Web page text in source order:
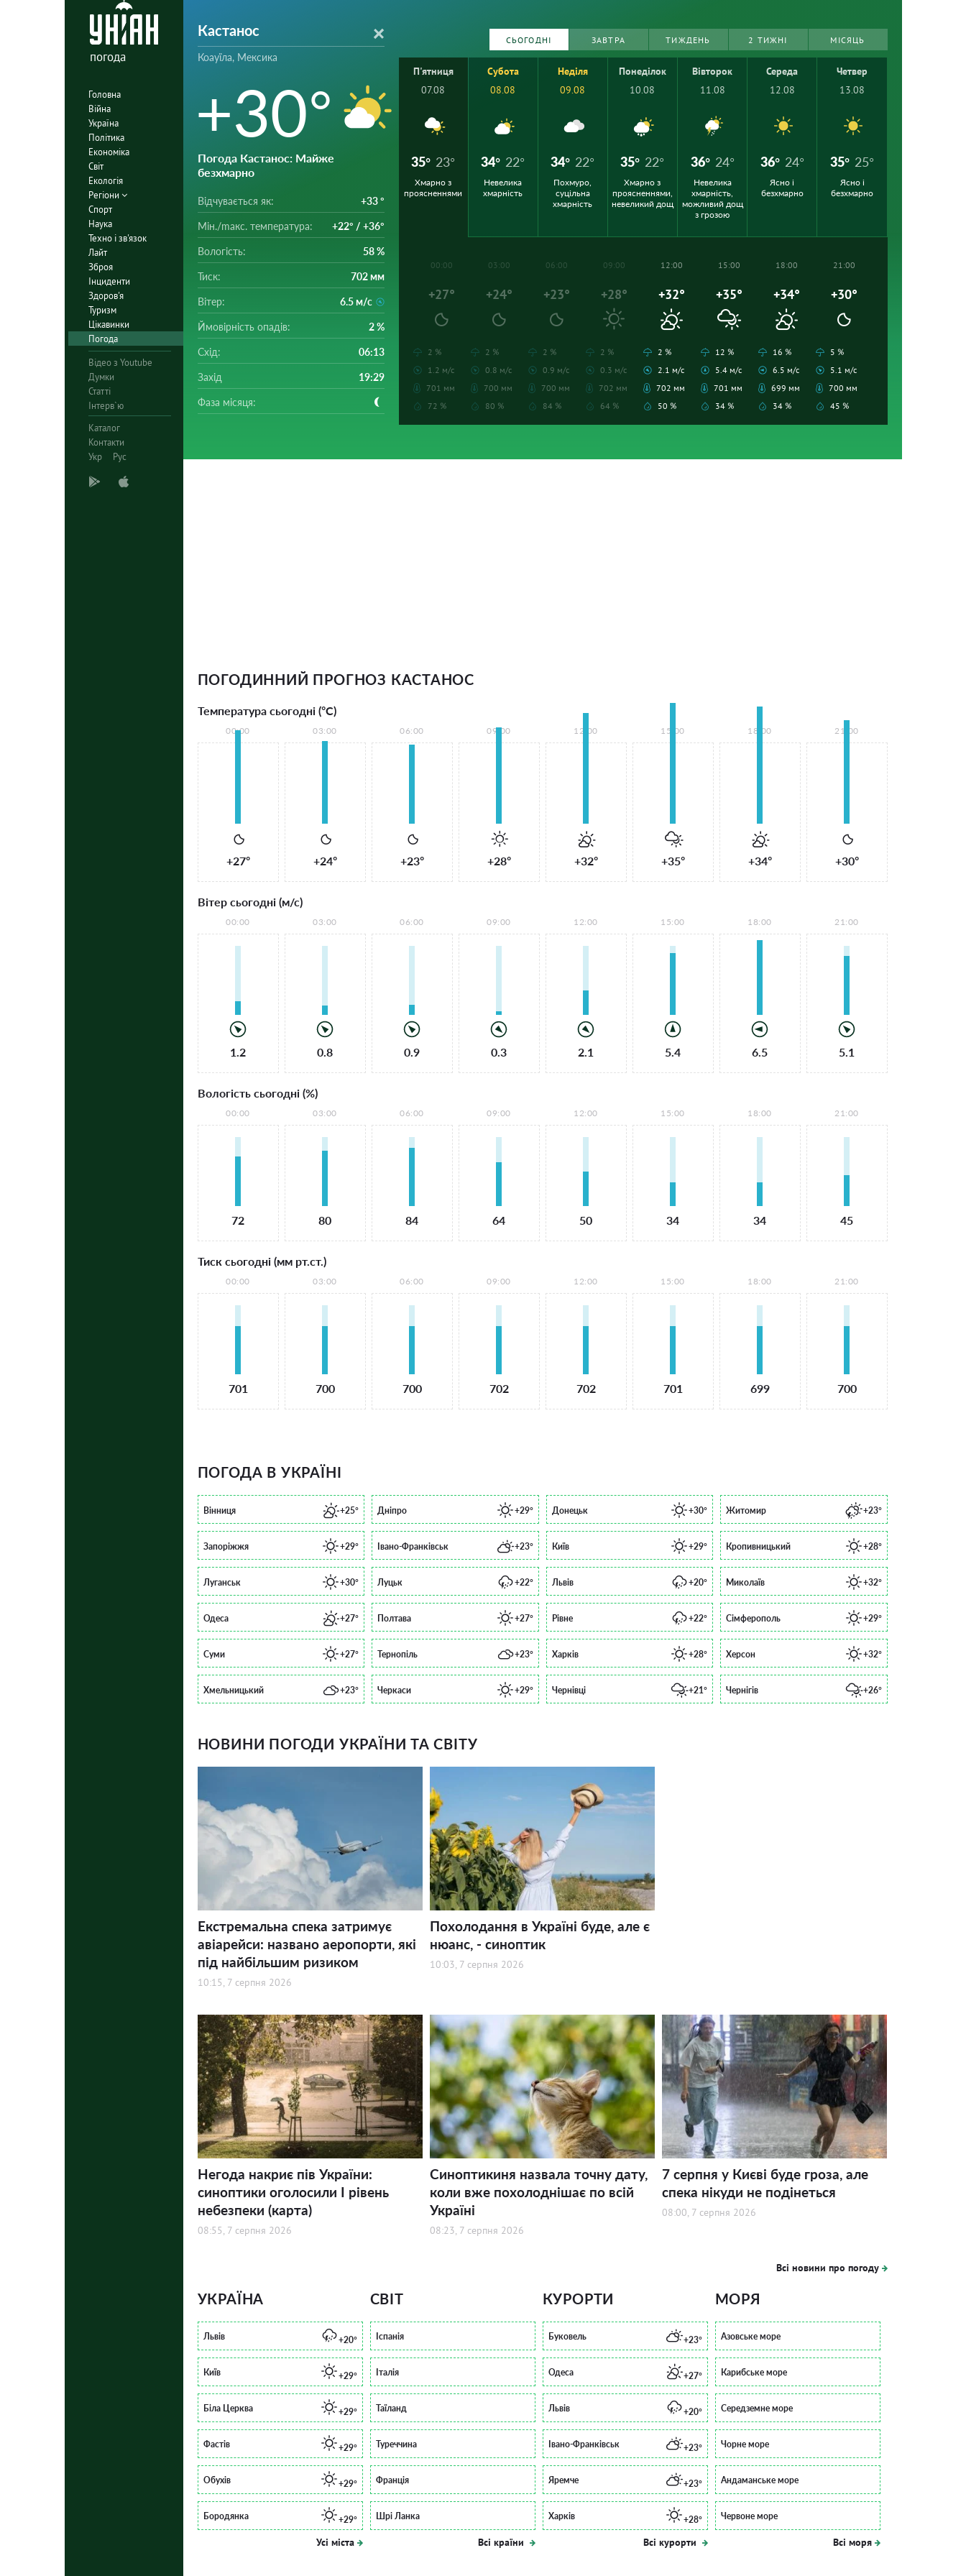
погода
Головна
Війна
Україна
Політика
Економіка
Світ
Екологія
Регіони
Спорт
Наука
Техно і зв'язок
Лайт
Зброя
Інциденти
Здоров'я
Туризм
Цікавинки
Погода
Відео з Youtube
Думки
Статті
Інтерв`ю
Каталог
Контакти
Укр
Рус
Кастанос
Коауїла, Мексика
+30°
Погода Кастанос: Майже
безхмарно
Відчувається як: +33 °
Мін./mакс. температура: +22° / +36°
Вологість: 58 %
Тиск: 702 мм
Вітер: 6.5 м/с
Ймовірність опадів: 2 %
Схід: 06:13
Захід 19:29
Фаза місяця:
СЬОГОДНІ ЗАВТРА ТИЖДЕНЬ 2 ТИЖНІ МІСЯЦЬ
П'ятниця
07.08
35° 23°
Хмарно з
проясненнями
Субота
08.08
34° 22°
Невелика
хмарність
Неділя
09.08
34° 22°
Похмуро,
суцільна
хмарність
Понеділок
10.08
35° 22°
Хмарно з
проясненнями,
невеликий дощ
Вівторок
11.08
36° 24°
Невелика
хмарність,
можливий дощ
з грозою
Середа
12.08
36° 24°
Ясно і
безхмарно
Четвер
13.08
35° 25°
Ясно і
безхмарно
00:00
+27°
2 %
1.2 м/с
701 мм
72 %
03:00
+24°
2 %
0.8 м/с
700 мм
80 %
06:00
+23°
2 %
0.9 м/с
700 мм
84 %
09:00
+28°
2 %
0.3 м/с
702 мм
64 %
12:00
+32°
2 %
2.1 м/с
702 мм
50 %
15:00
+35°
12 %
5.4 м/с
701 мм
34 %
18:00
+34°
16 %
6.5 м/с
699 мм
34 %
21:00
+30°
5 %
5.1 м/с
700 мм
45 %
ПОГОДИННИЙ ПРОГНОЗ КАСТАНОС
Температура сьогодні (°С)
00:00
+27°
03:00
+24°
06:00
+23°
09:00
+28°
12:00
+32°
15:00
+35°
18:00
+34°
21:00
+30°
Вітер сьогодні (м/с)
00:00
1.2
03:00
0.8
06:00
0.9
09:00
0.3
12:00
2.1
15:00
5.4
18:00
6.5
21:00
5.1
Вологість сьогодні (%)
00:00
72
03:00
80
06:00
84
09:00
64
12:00
50
15:00
34
18:00
34
21:00
45
Тиск сьогодні (мм рт.ст.)
00:00
701
03:00
700
06:00
700
09:00
702
12:00
702
15:00
701
18:00
699
21:00
700
ПОГОДА В УКРАЇНІ
Вінниця +25° Дніпро +29° Донецьк +30° Житомир +23°
Запоріжжя +29° Івано-Франківськ +23° Київ +29° Кропивницький +28°
Луганськ +30° Луцьк +22° Львів +20° Миколаїв +32°
Одеса +27° Полтава +27° Рівне +22° Сімферополь +29°
Суми +27° Тернопіль +23° Харків +28° Херсон +32°
Хмельницький +23° Черкаси +29° Чернівці +21° Чернігів +26°
НОВИНИ ПОГОДИ УКРАЇНИ ТА СВІТУ
Екстремальна спека затримує
авіарейси: названо аеропорти, які
під найбільшим ризиком
10:15, 7 серпня 2026
Похолодання в Україні буде, але є
нюанс, - синоптик
10:03, 7 серпня 2026
Негода накриє пів України:
синоптики оголосили І рівень
небезпеки (карта)
08:55, 7 серпня 2026
Синоптикиня назвала точну дату,
коли вже похолоднішає по всій
Україні
08:23, 7 серпня 2026
7 серпня у Києві буде гроза, але
спека нікуди не подінеться
08:00, 7 серпня 2026
Всі новини про погоду
УКРАЇНА
Львів +20°
Київ +29°
Біла Церква +29°
Фастів +29°
Обухів +29°
Бородянка +29°
Усі міста
СВІТ
Іспанія
Італія
Таїланд
Туреччина
Франція
Шрі Ланка
Всі країни
КУРОРТИ
Буковель +23°
Одеса +27°
Львів +20°
Івано-Франківськ +23°
Яремче +23°
Харків +28°
Всі курорти
МОРЯ
Азовське море
Карибське море
Середземне море
Чорне море
Андаманське море
Червоне море
Всі моря